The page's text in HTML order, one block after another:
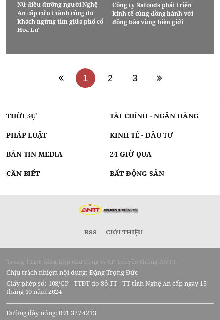
Nữ điều dưỡng người Nghệ
An cấp cứu thành công du
khách ngừng tim giữa phố cổ
Hoa Lư
Công ty Nafoods phát triển
kinh tế cùng đồng hành với
đồng bào vùng biên giới
1 2 3
THỜI SỰ TÀI CHÍNH - NGÂN HÀNG
PHÁP LUẬT KINH TẾ - ĐẦU TƯ
BẢN TIN MEDIA 24 GIỜ QUA
CẦN BIẾT BẤT ĐỘNG SẢN
RSS GIỚI THIỆU
Trang TTĐT tổng hợp của Công ty CP Truyền thông ANTT
Chịu trách nhiệm nội dung: Đặng Trọng Đức
Giấy phép số: 108/GP - TTĐT do Sở TT - TT tỉnh Nghệ An cấp ngày 15
tháng 10 năm 2024
Đường dây nóng: 091 327 4213